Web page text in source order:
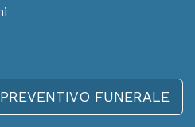
PREVENTIVO FUNERALE